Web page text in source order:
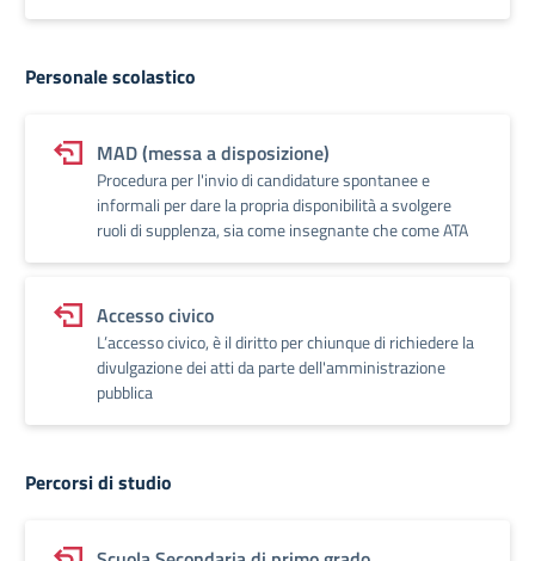
Personale scolastico
MAD (messa a disposizione)
Procedura per l'invio di candidature spontanee e
informali per dare la propria disponibilità a svolgere
ruoli di supplenza, sia come insegnante che come ATA
Accesso civico
L’accesso civico, è il diritto per chiunque di richiedere la
divulgazione dei atti da parte dell'amministrazione
pubblica
Percorsi di studio